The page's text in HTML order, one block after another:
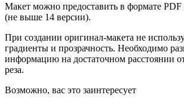
Макет можно предоставить в формате
(не выше 14 версии).
При создании оригинал-макета не
градиенты и прозрачность. Необходимо
информацию на достаточном расстоянии
реза.
Возможно, вас это заинтересует